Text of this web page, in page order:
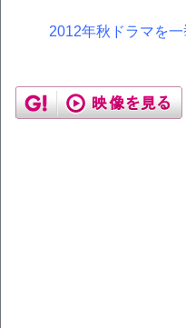
2012年秋ドラマを一